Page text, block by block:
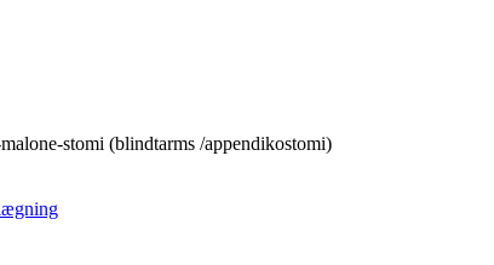
stomi (blindtarms /appendikostomi)